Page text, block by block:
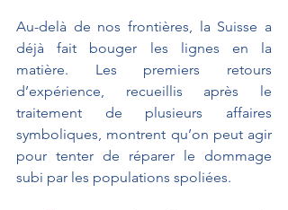
Au-delà de nos frontières, la Suisse a
déjà fait bouger les lignes en la
matière. Les premiers retours
d’expérience, recueillis après le
traitement de plusieurs affaires
symboliques, montrent qu’on peut agir
pour tenter de réparer le dommage
subi par les populations spoliées.